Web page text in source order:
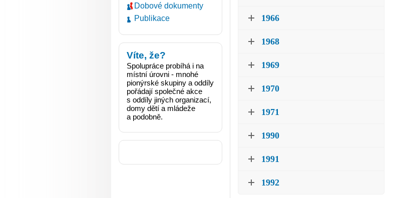
Dobové dokumenty
Publikace
Víte, že?
Spolupráce probíhá i na
místní úrovni - mnohé
pionýrské skupiny a oddíly
pořádají společné akce
s oddíly jiných organizací,
domy dětí a mládeže
a podobně.
1966
1968
1969
1970
1971
1990
1991
1992